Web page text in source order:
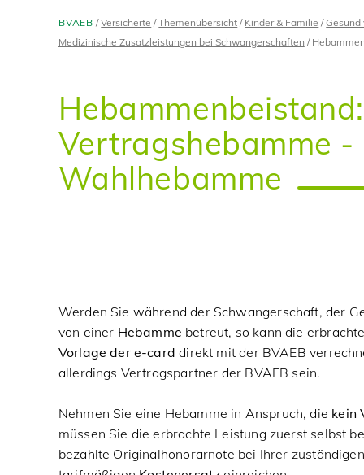
BVAEB Versicherte Themenübersicht Kinder & Familie
Gesund
Medizinische Zusatzleistungen bei Schwangerschaften
Hebammenbeistand:
Vertragshebamme -
Wahlhebamme
Werden Sie während der Schwangerschaft, der
von einer Hebamme betreut, so kann die
Vorlage der e-card direkt mit der BVAEB
allerdings Vertragspartner der BVAEB sein.
Nehmen Sie eine Hebamme in Anspruch, die kein
müssen Sie die erbrachte Leistung zuerst selbst
bezahlte Originalhonorarnote bei Ihrer